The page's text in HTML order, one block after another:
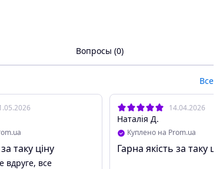
преимуществ этой модели в которой Вы будите
без выходных!
размера(правильно подберём по росту и
Вопросы (0)
Все
таку ціну
вдруге, все
14.04.2026
Наталія Д.
Куплено на Prom.ua
Гарна якість за таку ціну